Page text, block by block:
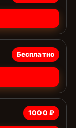
Бесплатно
1000 ₽